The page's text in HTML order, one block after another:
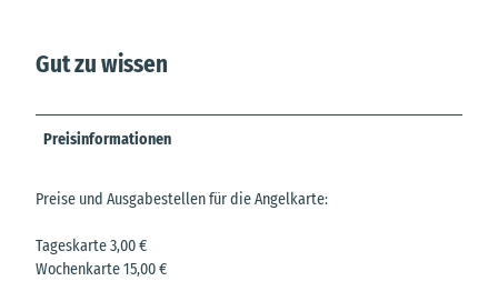
Gut zu wissen
Preisinformationen
Preise und Ausgabestellen für die Angelkarte:
Tageskarte 3,00 €
Wochenkarte 15,00 €